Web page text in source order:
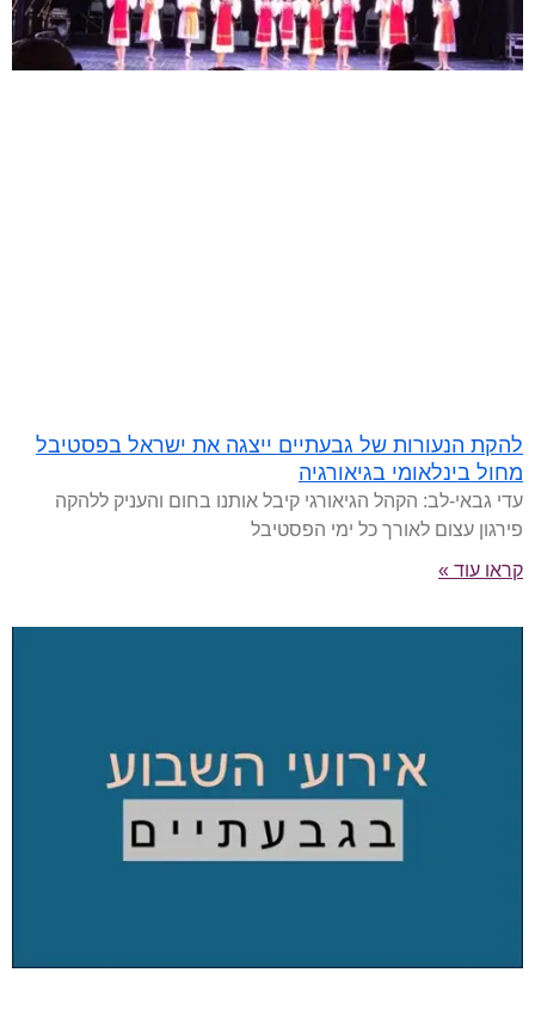
להקת הנעורות של גבעתיים ייצגה את ישראל בפסטיבל
מחול בינלאומי בגיאורגיה
עדי גבאי-לב: הקהל הגיאורגי קיבל אותנו בחום והעניק ללהקה
פירגון עצום לאורך כל ימי הפסטיבל
קראו עוד »